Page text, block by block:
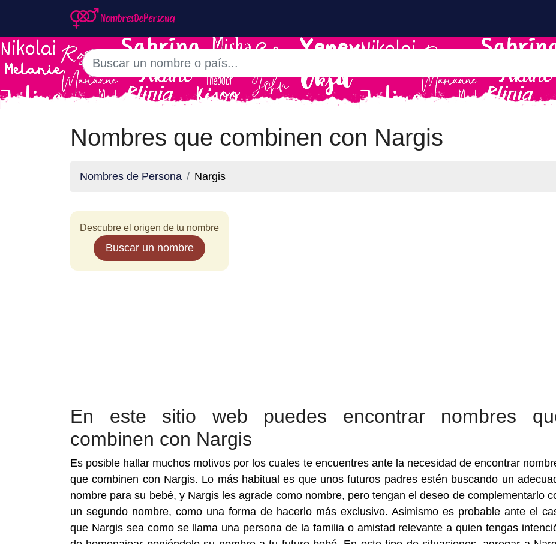
Nombres que combinen con Nargis
Nombres de Persona Nargis
Descubre el origen de tu nombre
Buscar un nombre
En este sitio web puedes encontrar nombres
combinen con Nargis
Es posible hallar muchos motivos por los cuales te encuentres ante la necesidad de encontrar
que combinen con Nargis. Lo más habitual es que unos futuros padres estén buscando un
nombre para su bebé, y Nargis les agrade como nombre, pero tengan el deseo de complementarlo
un segundo nombre, como una forma de hacerlo más exclusivo. Asimismo es probable ante el
que Nargis sea como se llama una persona de la familia o amistad relevante a quien tengas